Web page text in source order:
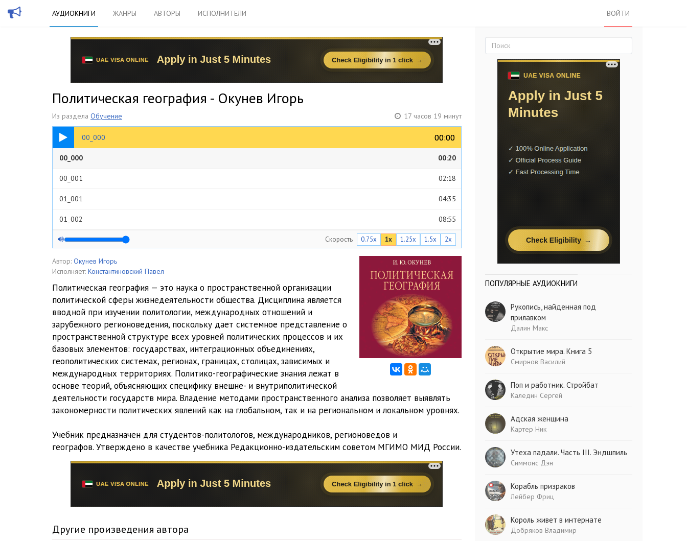
АУДИОКНИГИ ЖАНРЫ АВТОРЫ ИСПОЛНИТЕЛИ ВОЙТИ
Политическая география - Окунев Игорь
Из раздела Обучение 17 часов 19 минут
00_000 00:00
00:00
00:20
00_000 00:20
00_001 02:18
01_001 04:35
01_002 08:55
01_003 07:18
01_004
03:13
01_006 08:17
01_007 01:23
01_007X 03:52
02_000
02_008
02_009 02:33
02_011 05:29
02_012 03:30
02_013
02_014 06:57
02_015
Скорость 0.75x 1x 1.25x 1.5x 2x
Автор: Окунев Игорь
Исполняет: Константиновский Павел
Политическая география — это наука о пространственной организации
политической сферы жизнедеятельности общества. Дисциплина является
вводной при изучении политологии, международных отношений и
зарубежного регионоведения, поскольку дает системное представление о
пространственной структуре всех уровней политических процессов и их
базовых элементов: государствах, интеграционных объединениях,
геополитических системах, регионах, границах, столицах, зависимых и
международных территориях. Политико-географические знания лежат в
основе теорий, объясняющих специфику внешне- и внутриполитической
деятельности государств мира. Владение методами пространственного анализа позволяет выявлять
закономерности политических явлений как на глобальном, так и на региональном и локальном уровнях.
Учебник предназначен для студентов-политологов, международников, регионоведов и
географов. Утверждено в качестве учебника Редакционно-издательским советом МГИМО МИД России.
Другие произведения автора
ПОПУЛЯРНЫЕ АУДИОКНИГИ
Рукопись, найденная под
прилавком
Далин Макс
Открытие мира. Книга 5
Смирнов Василий
Поп и работник. Стройбат
Каледин Сергей
Адская женщина
Картер Ник
Утеха падали. Часть III. Эндшпиль
Симмонс Дэн
Корабль призраков
Лейбер Фриц
Король живет в интернате
Добряков Владимир